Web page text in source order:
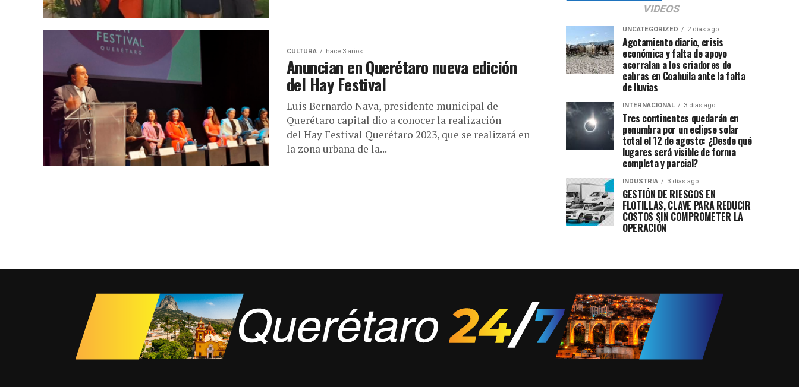
CULTURA hace 3 años
Anuncian en Querétaro nueva edición
del Hay Festival
Luis Bernardo Nava, presidente municipal de
Querétaro capital dio a conocer la realización
del Hay Festival Querétaro 2023, que se realizará en
la zona urbana de la...
VIDEOS
UNCATEGORIZED 2 días ago
Agotamiento diario, crisis
económica y falta de apoyo
acorralan a los criadores de
cabras en Coahuila ante la falta
de lluvias
INTERNACIONAL 3 días ago
Tres continentes quedarán en
penumbra por un eclipse solar
total el 12 de agosto: ¿Desde qué
lugares será visible de forma
completa y parcial?
INDUSTRIA 3 días ago
GESTIÓN DE RIESGOS EN
FLOTILLAS, CLAVE PARA REDUCIR
COSTOS SIN COMPROMETER LA
OPERACIÓN